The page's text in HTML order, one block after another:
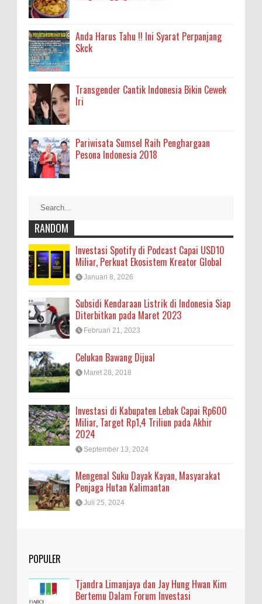
Anda Harus Tahu !! Ini Syarat Perpanjang
Skck
Transgender Cantik Indonesia Bikin Cewek
Iri
Pariwisata Sumsel Raih Penghargaan
Pesona Indonesia 2018
RANDOM
Investasi Spotify di Podcast Capai USD10
Miliar, Perkuat Ekosistem Kreator Global
Januari 8, 2026
Subsidi Kendaraan Listrik di Indonesia Siap
Diterbitkan pada Maret 2023
Februari 21, 2023
Celukan Bawang Dijual
Maret 28, 2018
Investasi di Kabupaten Lebak Capai Rp600
Miliar, Target Rp1,4 Triliun pada Akhir
2024
September 13, 2024
Mengenal Suku Dayak Kayan, Masyarakat
Penjaga Hutan Kalimantan
Juli 25, 2024
POPULER
Tjandra Limanjaya dan Jay Hung Hwan Kim
Bertemu Dalam Forum Investasi